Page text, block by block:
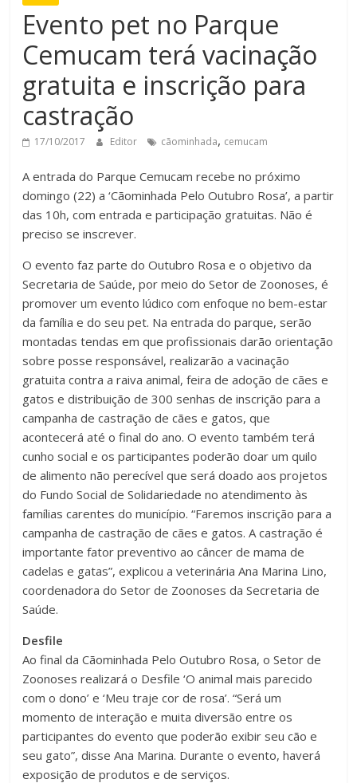
Evento pet no Parque
Cemucam terá vacinação
gratuita e inscrição para
castração
17/10/2017 Editor cãominhada, cemucam
A entrada do Parque Cemucam recebe no próximo
domingo (22) a ‘Cãominhada Pelo Outubro Rosa’, a partir
das 10h, com entrada e participação gratuitas. Não é
preciso se inscrever.
O evento faz parte do Outubro Rosa e o objetivo da
Secretaria de Saúde, por meio do Setor de Zoonoses, é
promover um evento lúdico com enfoque no bem-estar
da família e do seu pet. Na entrada do parque, serão
montadas tendas em que profissionais darão orientação
sobre posse responsável, realizarão a vacinação
gratuita contra a raiva animal, feira de adoção de cães e
gatos e distribuição de 300 senhas de inscrição para a
campanha de castração de cães e gatos, que
acontecerá até o final do ano. O evento também terá
cunho social e os participantes poderão doar um quilo
de alimento não perecível que será doado aos projetos
do Fundo Social de Solidariedade no atendimento às
famílias carentes do município. “Faremos inscrição para a
campanha de castração de cães e gatos. A castração é
importante fator preventivo ao câncer de mama de
cadelas e gatas”, explicou a veterinária Ana Marina Lino,
coordenadora do Setor de Zoonoses da Secretaria de
Saúde.
Desfile
Ao final da Cãominhada Pelo Outubro Rosa, o Setor de
Zoonoses realizará o Desfile ‘O animal mais parecido
com o dono’ e ‘Meu traje cor de rosa’. “Será um
momento de interação e muita diversão entre os
participantes do evento que poderão exibir seu cão e
seu gato”, disse Ana Marina. Durante o evento, haverá
exposição de produtos e de serviços.